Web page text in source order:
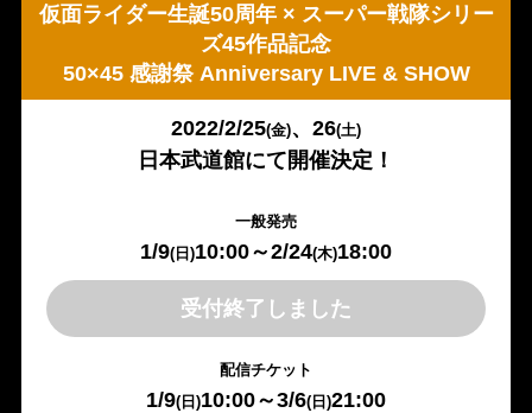
仮面ライダー生誕50周年 × スーパー戦隊シリー
ズ45作品記念
50×45 感謝祭 Anniversary LIVE & SHOW
2022/2/25(金)、26(土)
日本武道館にて開催決定！
一般発売
1/9(日)10:00～2/24(木)18:00
受付終了しました
配信チケット
1/9(日)10:00～3/6(日)21:00